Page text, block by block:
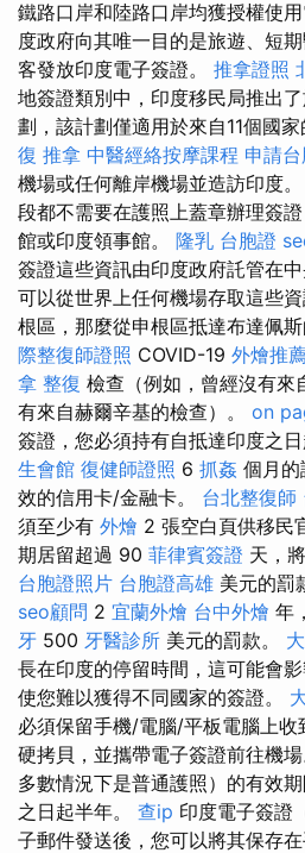
鐵路口岸和陸路口岸均獲授權使
度政府向其唯一目的是旅遊、短
客發放印度電子簽證。 推拿證照
地簽證類別中，印度移民局推出
劃，該計劃僅適用於來自11個國家
復 推拿 中醫經絡按摩課程 申請
機場或任何離岸機場並造訪印度。
段都不需要在護照上蓋章辦理簽
館或印度領事館。 隆乳 台胞證
簽證這些資訊由印度政府託管在
可以從世界上任何機場存取這些
根區，那麼從申根區抵達布達佩
際整復師證照 COVID-19 外燴推
拿 整復 檢查（例如，曾經沒有來
有來自赫爾辛基的檢查）。 on
簽證，您必須持有自抵達印度之
生會館 復健師證照 6 抓姦 個月
效的信用卡/金融卡。 台北整復師
須至少有 外燴 2 張空白頁供移民
期居留超過 90 菲律賓簽證 天，
台胞證照片 台胞證高雄 美元的罰
seo顧問 2 宜蘭外燴 台中外燴 年
牙 500 牙醫診所 美元的罰款。
長在印度的停留時間，這可能會
使您難以獲得不同國家的簽證。
必須保留手機/電腦/平板電腦上
硬拷貝，並攜帶電子簽證前往機
多數情況下是普通護照）的有效
之日起半年。 查ip 印度電子簽證
子郵件發送後，您可以將其保存